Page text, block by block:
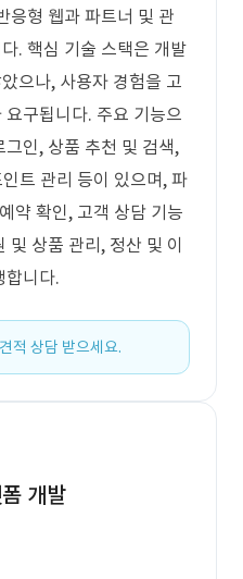
응형 웹과 파트너 및 관
. 핵심 기술 스택은 개발
으나, 사용자 경험을 고
구됩니다. 주요 기능으
인, 상품 추천 및 검색,
트 관리 등이 있으며, 파
약 확인, 고객 상담 기능
상품 관리, 정산 및 이
합니다.
적 상담 받으세요.
개발